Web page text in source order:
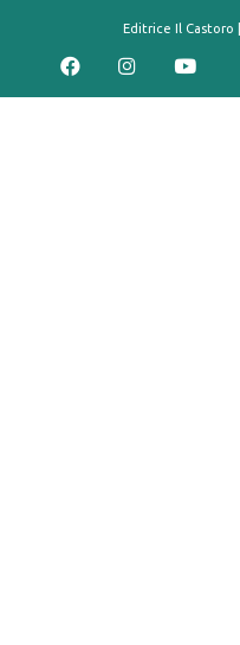
Editrice Il Castoro